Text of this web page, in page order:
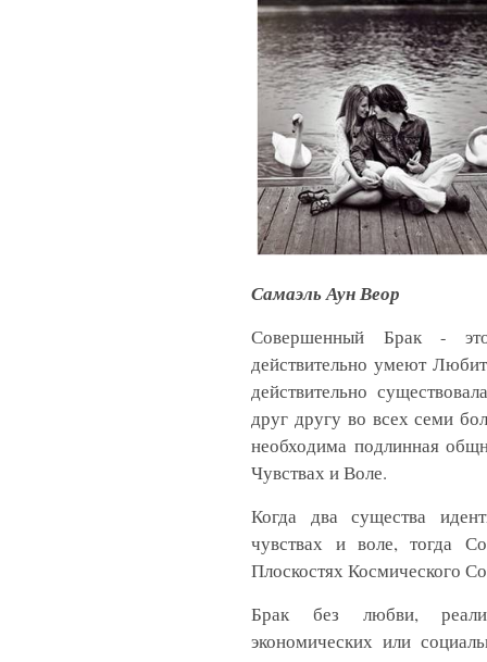
Самаэль Аун Веор
Совершенный Брак -
действительно умеют
действительно
друг другу во всех семи
необходима подлинная
Чувствах и Воле.
Когда два существа
чувствах и воле, тогда
Плоскостях Космического
Брак без любви,
экономических или